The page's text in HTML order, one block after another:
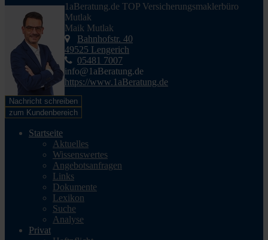
1aBeratung.de TOP Versicherungsmaklerbüro
Mutlak
Maik Mutlak
Bahnhofstr. 40
49525 Lengerich
05481 7007
info@1aBeratung.de
https://www.1aBeratung.de
Nachricht schreiben
zum Kundenbereich
Startseite
Aktuelles
Wissenswertes
Angebotsanfragen
Links
Dokumente
Lexikon
Suche
Analyse
Privat